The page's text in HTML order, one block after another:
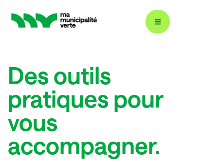
Décarbonation : ÉcoÉnergie 360
Plans climat
Énergies renouvelables
Des outils
pratiques pour
vous
accompagner.